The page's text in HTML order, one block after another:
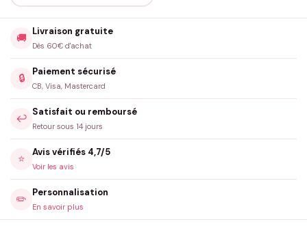
🚚
Livraison gratuite
Dès 60€ d'achat
🔒
Paiement sécurisé
CB, Visa, Mastercard
↩️
Satisfait ou remboursé
Retour sous 14 jours
⭐
Avis vérifiés 4,7/5
Voir les avis
✏️
Personnalisation
En savoir plus